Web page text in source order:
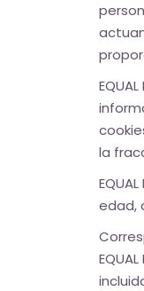
la
edad,